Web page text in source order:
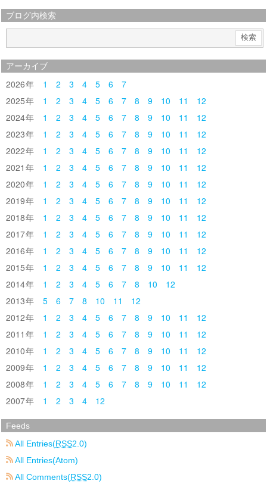
ブログ内検索
アーカイブ
2026 1 2 3 4 5 6
7
2025
1 2 3 4 5 6 7 8 9 10 11
12
2024
1 2 3 4 5 6 7 8 9 10 11
12
2023
1 2 3 4 5 6 7 8 9 10 11
12
2022
1 2 3 4 5 6 7 8 9 10 11
12
2021
1 2 3 4 5 6 7 8 9 10 11
12
2020
1 2 3 4 5 6 7 8 9 10 11
12
2019
1 2 3 4 5 6 7 8 9 10 11
12
2018
1 2 3 4 5 6 7 8 9 10 11
12
2017
1 2 3 4 5 6 7 8 9 10 11
12
2016
1 2 3 4 5 6 7 8 9 10 11
12
2015
1 2 3 4 5 6 7 8 9 10 11
12
2014
1 2 3 4 5 6 7 8 10
12
2013
5 6 7 8 10 11
12
2012
1 2 3 4 5 6 7 8 9 10 11
12
2011
1 2 3 4 5 6 7 8 9 10 11
12
2010
1 2 3 4 5 6 7 8 9 10 11
12
2009
1 2 3 4 5 6 7 8 9 10 11
12
2008
1 2 3 4 5 6 7 8 9 10 11
12
2007
1 2 3 4 12
Feeds
All Entries(RSS2.0)
All Entries(Atom)
All Comments(RSS2.0)